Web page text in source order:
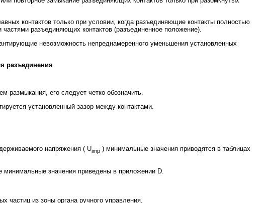
контактов только при условии, когда разъединяющие контакты полностью
разъединяющих контактов (разъединенное положение).
невозможность непреднамеренного уменьшения установленных
разъединения
его следует четко обозначить.
установленный зазор между контактами.
напряжения ( Uimp ) минимальные значения приводятся в таблицах
минимальные значения приведены в приложении D.
частиц из зоны органа ручного управления.